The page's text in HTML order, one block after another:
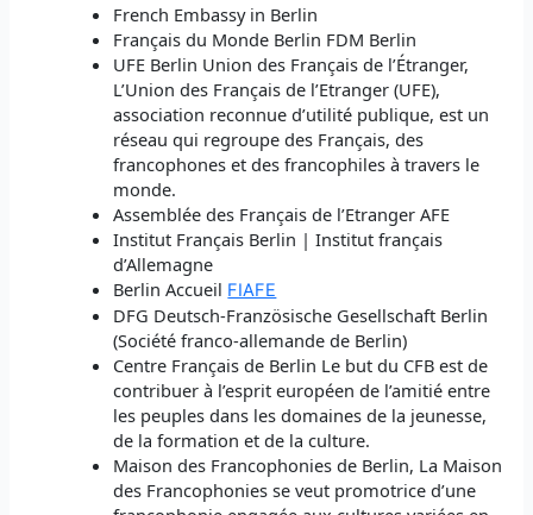
French Embassy in Berlin
Français du Monde Berlin FDM Berlin
UFE Berlin Union des Français de l’Étranger,
L’Union des Français de l’Etranger (UFE),
association reconnue d’utilité publique, est un
réseau qui regroupe des Français, des
francophones et des francophiles à travers le
monde.
Assemblée des Français de l’Etranger AFE
Institut Français Berlin | Institut français
d’Allemagne
Berlin Accueil FIAFE
DFG Deutsch-Französische Gesellschaft Berlin
(Société franco-allemande de Berlin)
Centre Français de Berlin Le but du CFB est de
contribuer à l’esprit européen de l’amitié entre
les peuples dans les domaines de la jeunesse,
de la formation et de la culture.
Maison des Francophonies de Berlin, La Maison
des Francophonies se veut promotrice d’une